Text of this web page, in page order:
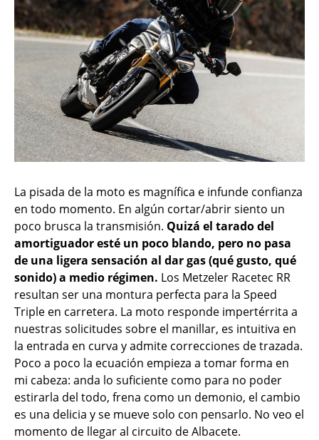
La pisada de la moto es magnífica e infunde confianza
en todo momento. En algún cortar/abrir siento un
poco brusca la transmisión. Quizá el tarado del
amortiguador esté un poco blando, pero no pasa
de una ligera sensación al dar gas (qué gusto, qué
sonido) a medio régimen. Los Metzeler Racetec RR
resultan ser una montura perfecta para la Speed
Triple en carretera. La moto responde impertérrita a
nuestras solicitudes sobre el manillar, es intuitiva en
la entrada en curva y admite correcciones de trazada.
Poco a poco la ecuación empieza a tomar forma en
mi cabeza: anda lo suficiente como para no poder
estirarla del todo, frena como un demonio, el cambio
es una delicia y se mueve solo con pensarlo. No veo el
momento de llegar al circuito de Albacete.